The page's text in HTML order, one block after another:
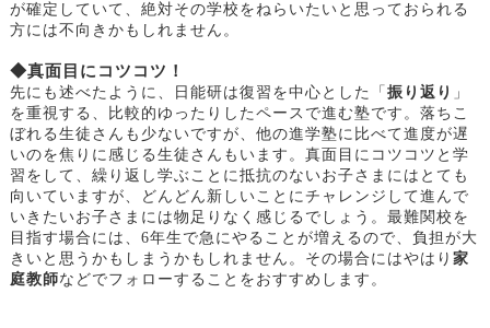
が確定していて、絶対その学校をねらいたいと思っておられる
方には不向きかもしれません。
◆真面目にコツコツ！
先にも述べたように、日能研は復習を中心とした「 振り返り 」
を重視する、比較的ゆったりしたペースで進む塾です。落ちこ
ぼれる生徒さんも少ないですが、他の進学塾に比べて進度が遅
いのを焦りに感じる生徒さんもいます。真面目にコツコツと学
習をして、繰り返し学ぶことに抵抗のないお子さまにはとても
向いていますが、どんどん新しいことにチャレンジして進んで
いきたいお子さまには物足りなく感じるでしょう。最難関校を
目指す場合には、 6年生で急にやることが増えるので、負担が大
きいと思うかもしまうかもしれません。その場合にはやはり 家
庭教師などでフォローすることをおすすめします。